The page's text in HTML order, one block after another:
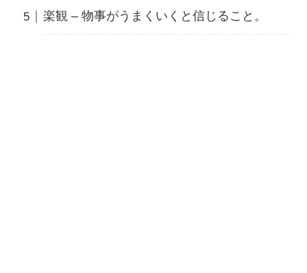
楽観 – 物事がうまくいくと信じること。